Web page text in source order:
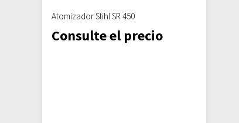
Atomizador Stihl SR 450
Consulte el precio